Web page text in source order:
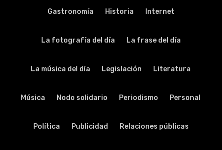
Gastronomía Historia Internet
La fotografía del día La frase del día
La música del día Legislación Literatura
Música Nodo solidario Periodismo Personal
Política Publicidad Relaciones públicas